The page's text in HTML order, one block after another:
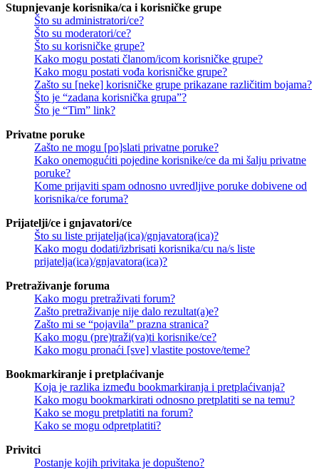
Stupnjevanje korisnika/ca i korisničke grupe
Što su administratori/ce?
Što su moderatori/ce?
Što su korisničke grupe?
Kako mogu postati članom/icom korisničke grupe?
Kako mogu postati vođa korisničke grupe?
Zašto su [neke] korisničke grupe prikazane različitim bojama?
Što je “zadana korisnička grupa”?
Što je “Tim” link?
Privatne poruke
Zašto ne mogu [po]slati privatne poruke?
Kako onemogućiti pojedine korisnike/ce da mi šalju privatne
poruke?
Kome prijaviti spam odnosno uvredljive poruke dobivene od
korisnika/ce foruma?
Prijatelji/ce i gnjavatori/ce
Što su liste prijatelja(ica)/gnjavatora(ica)?
Kako mogu dodati/izbrisati korisnika/cu na/s liste
prijatelja(ica)/gnjavatora(ica)?
Pretraživanje foruma
Kako mogu pretraživati forum?
Zašto pretraživanje nije dalo rezultat(a)e?
Zašto mi se “pojavila” prazna stranica?
Kako mogu (pre)traži(va)ti korisnike/ce?
Kako mogu pronaći [sve] vlastite postove/teme?
Bookmarkiranje i pretplaćivanje
Koja je razlika između bookmarkiranja i pretplaćivanja?
Kako mogu bookmarkirati odnosno pretplatiti se na temu?
Kako se mogu pretplatiti na forum?
Kako se mogu odpretplatiti?
Privitci
Postanje kojih privitaka je dopušteno?